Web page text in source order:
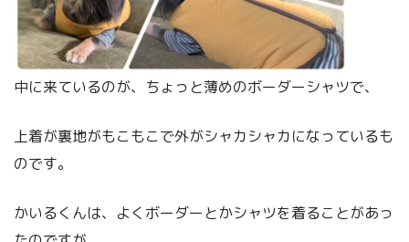
中に来ているのが、ちょっと薄めのボーダーシャツで、
上着が裏地がもこもこで外がシャカシャカになっているも
のです。
かいるくんは、よくボーダーとかシャツを着ることがあっ